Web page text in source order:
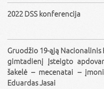
2022 DSS konferencija
Gruodžio 19-ąją Nacionalinis
gimtadienį Įsteigto
šakelė – mecenatai –
Eduardas Jasai